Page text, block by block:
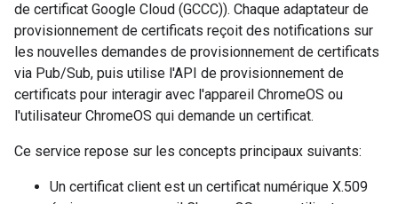
de certificat Google Cloud (GCCC)). Chaque adaptateur de
provisionnement de certificats reçoit des notifications sur
les nouvelles demandes de provisionnement de certificats
via Pub/Sub, puis utilise l'API de provisionnement de
certificats pour interagir avec l'appareil ChromeOS ou
l'utilisateur ChromeOS qui demande un certificat.
Ce service repose sur les concepts principaux suivants:
Un certificat client est un certificat numérique X.509